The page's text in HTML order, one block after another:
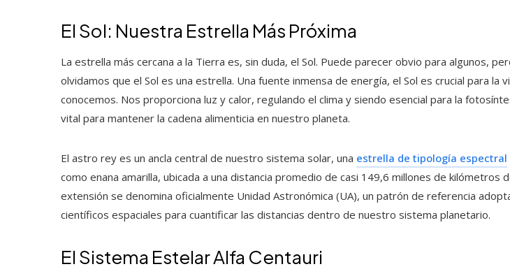
El Sol: Nuestra Estrella Más Próxima
La estrella más cercana a la Tierra es, sin duda, el Sol. Puede parecer obvio para algunos,
olvidamos que el Sol es una estrella. Una fuente inmensa de energía, el Sol es crucial para la
conocemos. Nos proporciona luz y calor, regulando el clima y siendo esencial para la
vital para mantener la cadena alimenticia en nuestro planeta.
El astro rey es un ancla central de nuestro sistema solar, una estrella de tipología espectral
como enana amarilla, ubicada a una distancia promedio de casi 149,6 millones de kilómetros
extensión se denomina oficialmente Unidad Astronómica (UA), un patrón de referencia
científicos espaciales para cuantificar las distancias dentro de nuestro sistema planetario.
El Sistema Estelar Alfa Centauri